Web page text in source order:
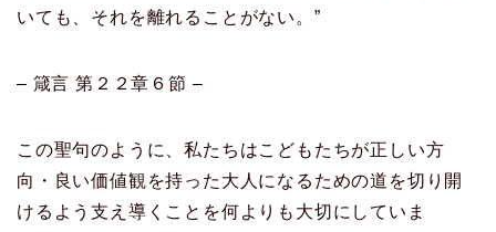
いても、それを離れることがない。”
– 箴言 第２２章６節 –
この聖句のように、私たちはこどもたちが正しい方
向・良い価値観を持った大人になるための道を切り開
けるよう支え導くことを何よりも大切にしていま